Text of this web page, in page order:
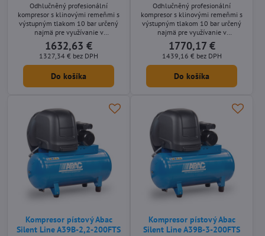
Odhlučněný profesionální
kompresor s klinovými remeňmi s
výstupným tlakom 10 bar určený
najmä pre využívanie v
remeselníckych aplikáciách s
nároky na nízkou hlučnost stroje.
Mobilné olejom mazané prevedenie
s príkonom motora 2,2 kW a s
tlakovou nádobou s objemom 150
1632,63 €
1327,34 € bez DPH
Do košíka
Odhlučněný profesionální
kompresor s klinovými remeňmi s
výstupným tlakom 10 bar určený
najmä pre využívanie v
remeselníckych aplikáciách s
nároky na nízkou hlučnost stroje.
Mobilné olejom mazané prevedenie
s príkonom motora 2,2 kW a s
tlakovou nádobou s objemom 200
1770,17 €
1439,16 € bez DPH
Do košíka
Kompresor pístový Abac
Silent Line A39B-2,2-200FTS
Kompresor pístový Abac
Silent Line A39B-3-200FTS